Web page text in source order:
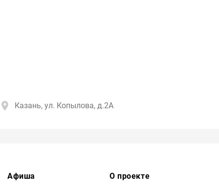
Казань, ул. Копылова, д.2А
Афиша О проекте